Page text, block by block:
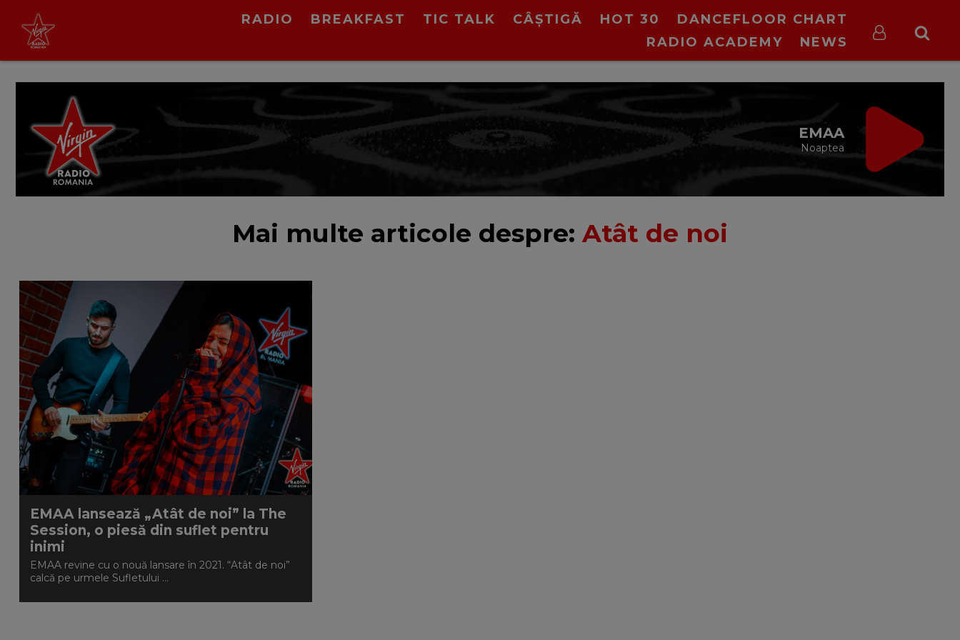
RADIO BREAKFAST TIC TALK CÂȘTIGĂ HOT 30
DANCEFLOOR CHART
RADIO ACADEMY
NEWS
EMAA
Noaptea
Mai multe articole despre: Atât de noi
EMAA lansează „Atât de noi” la The
Session, o piesă din suflet pentru
inimi
EMAA revine cu o nouă lansare în 2021. “Atât de noi”
calcă pe urmele Sufletului ...